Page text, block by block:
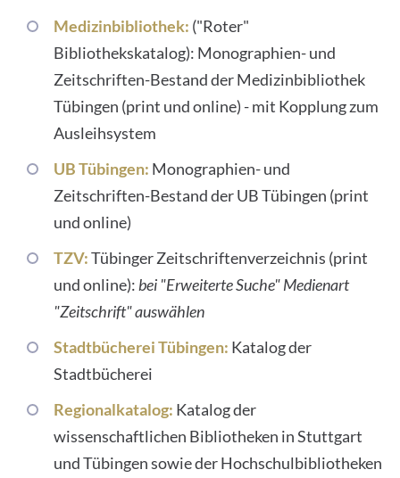
Medizinbibliothek: ("Roter"
Bibliothekskatalog): Monographien- und
Zeitschriften-Bestand der Medizinbibliothek
Tübingen (print und online) - mit Kopplung zum
Ausleihsystem
UB Tübingen: Monographien- und
Zeitschriften-Bestand der UB Tübingen (print
und online)
TZV:Tübinger Zeitschriftenverzeichnis (print
und online): bei "Erweiterte Suche" Medienart
"Zeitschrift" auswählen
Stadtbücherei Tübingen: Katalog der
Stadtbücherei
Regionalkatalog: Katalog der
wissenschaftlichen Bibliotheken in Stuttgart
und Tübingen sowie der Hochschulbibliotheken